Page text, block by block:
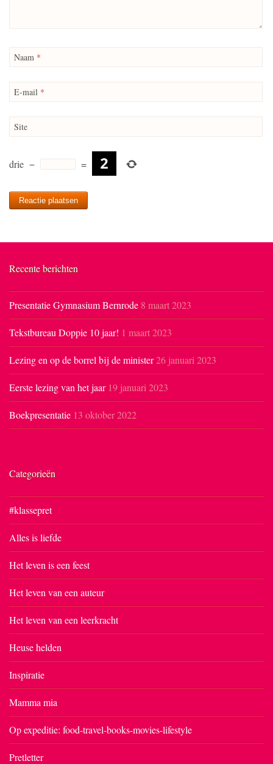
Naam *
E-mail *
Site
drie − =
Recente berichten
Presentatie Gymnasium Bernrode 8 maart 2023
Tekstbureau Doppie 10 jaar! 1 maart 2023
Lezing en op de borrel bij de minister26 januari 2023
Eerste lezing van het jaar 19 januari 2023
Boekpresentatie 13 oktober 2022
Categorieën
#klassepret
Alles is liefde
Het leven is een feest
Het leven van een auteur
Het leven van een leerkracht
Heuse helden
Inspiratie
Mamma mia
Op expeditie: food-travel-books-movies-lifestyle
Pretletter